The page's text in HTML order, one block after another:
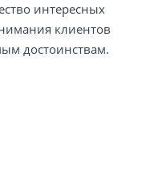
интересных
клиентов
достоинствам.